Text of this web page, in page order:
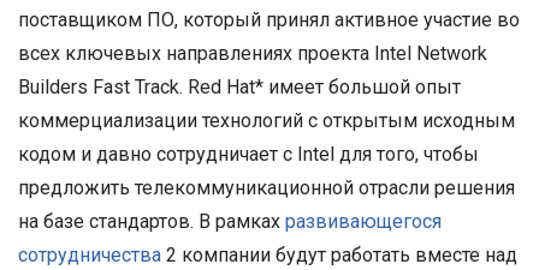
поставщиком ПО, который принял активное участие во
всех ключевых направлениях проекта Intel Network
Builders Fast Track. Red Hat* имеет большой опыт
коммерциализации технологий с открытым исходным
кодом и давно сотрудничает с Intel для того, чтобы
предложить телекоммуникационной отрасли решения
на базе стандартов. В рамках развивающегося
сотрудничества 2 компании будут работать вместе над